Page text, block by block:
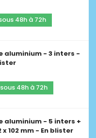
48h à 72h
aluminium - 3 inters -
48h à 72h
aluminium - 5 inters +
102 mm - En blister